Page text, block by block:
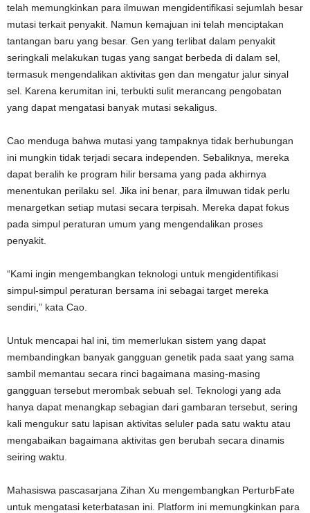
telah memungkinkan para ilmuwan mengidentifikasi sejumlah besar
mutasi terkait penyakit. Namun kemajuan ini telah menciptakan
tantangan baru yang besar. Gen yang terlibat dalam penyakit
seringkali melakukan tugas yang sangat berbeda di dalam sel,
termasuk mengendalikan aktivitas gen dan mengatur jalur sinyal
sel. Karena kerumitan ini, terbukti sulit merancang pengobatan
yang dapat mengatasi banyak mutasi sekaligus.
Cao menduga bahwa mutasi yang tampaknya tidak berhubungan
ini mungkin tidak terjadi secara independen. Sebaliknya, mereka
dapat beralih ke program hilir bersama yang pada akhirnya
menentukan perilaku sel. Jika ini benar, para ilmuwan tidak perlu
menargetkan setiap mutasi secara terpisah. Mereka dapat fokus
pada simpul peraturan umum yang mengendalikan proses
penyakit.
“Kami ingin mengembangkan teknologi untuk mengidentifikasi
simpul-simpul peraturan bersama ini sebagai target mereka
sendiri,” kata Cao.
Untuk mencapai hal ini, tim memerlukan sistem yang dapat
membandingkan banyak gangguan genetik pada saat yang sama
sambil memantau secara rinci bagaimana masing-masing
gangguan tersebut merombak sebuah sel. Teknologi yang ada
hanya dapat menangkap sebagian dari gambaran tersebut, sering
kali mengukur satu lapisan aktivitas seluler pada satu waktu atau
mengabaikan bagaimana aktivitas gen berubah secara dinamis
seiring waktu.
Mahasiswa pascasarjana Zihan Xu mengembangkan PerturbFate
untuk mengatasi keterbatasan ini. Platform ini memungkinkan para